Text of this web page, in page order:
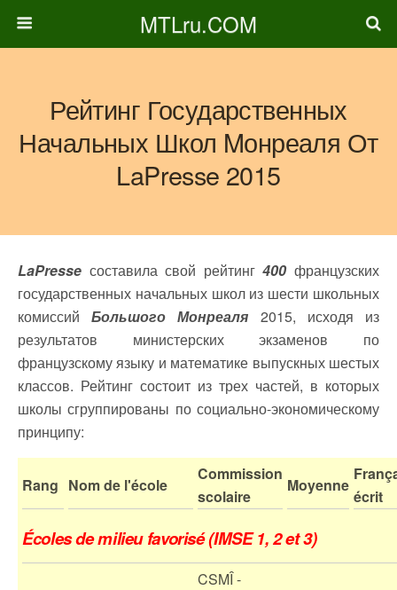
MTLru.COM
Рейтинг Государственных
Начальных Школ Mонреаля От
LaPresse 2015
LaPresse составила свой рейтинг400французских
государственных начальных школ из шести школьных
комиссий Большого Монреаля 2015, исходя из
результатов министерских экзаменов по
французскому языку и математике выпускных шестых
классов. Рейтинг состоит из трех частей, в которых
школы сгруппированы по социально-экономическому
принципу:
Rang Nom de l'école
Commission
scolaire
Moyenne
écrit
Écoles de milieu favorisé (IMSE 1, 2 et 3)
CSMÎ -